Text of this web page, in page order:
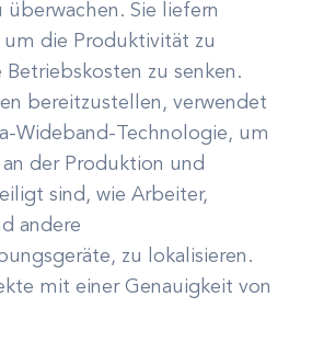
überwachen. Sie liefern
um die Produktivität zu
zu senken.
bereitzustellen, verwendet
Wideband-Technologie, um
an der Produktion und
sind, wie Arbeiter,
andere
zu lokalisieren.
mit einer Genauigkeit von